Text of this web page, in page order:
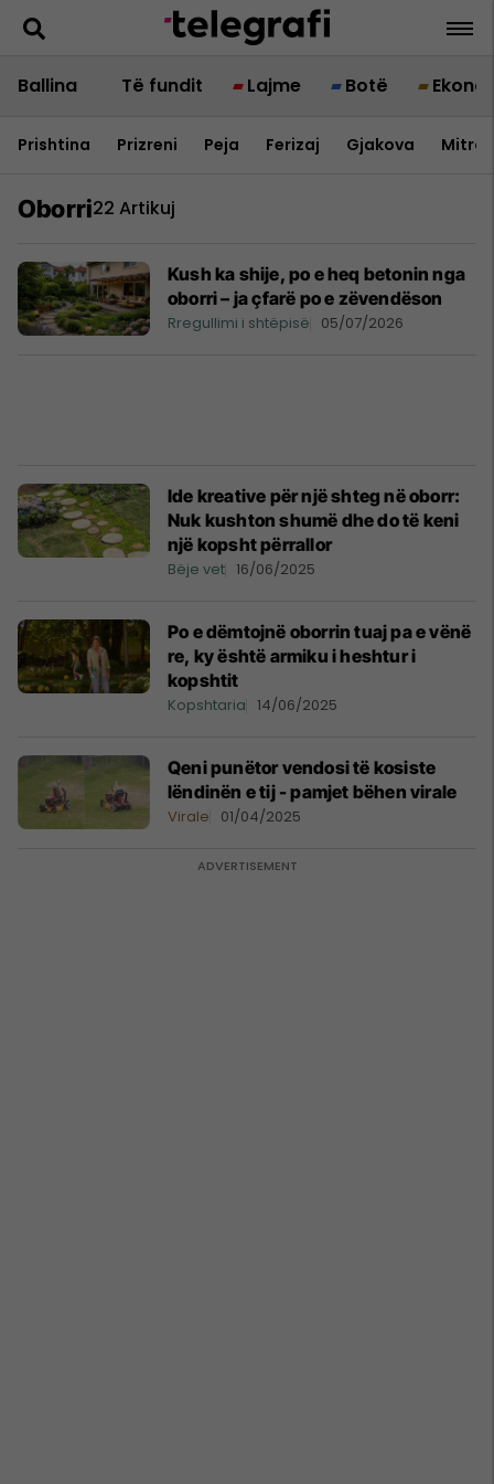
Ballina Të fundit Lajme Botë
Prishtina Prizreni Peja Ferizaj Gjakova
Oborri22 Artikuj
Kush ka shije, po e heq betonin nga
oborri – ja çfarë po e zëvendëson
Rregullimi i shtëpisë 05/07/2026
Ide kreative për një shteg në oborr:
Nuk kushton shumë dhe do të keni
një kopsht përrallor
Bëje vet 16/06/2025
Po e dëmtojnë oborrin tuaj pa e vënë
re, ky është armiku i heshtur i
kopshtit
Kopshtaria 14/06/2025
Qeni punëtor vendosi të kosiste
lëndinën e tij - pamjet bëhen virale
Virale 01/04/2025